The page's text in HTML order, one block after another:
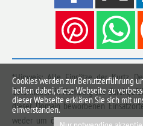
*Hinweis: Alle Einsätze der Kurtz
Colonnaden in Hamburg aus
dieser Domain beworbenen
weder um örtliche Niederlassungen
Cookies werden zur Benutzerführung
helfen dabei, diese Webseite zu
dieser Webseite erklären Sie sich mit
einverstanden.